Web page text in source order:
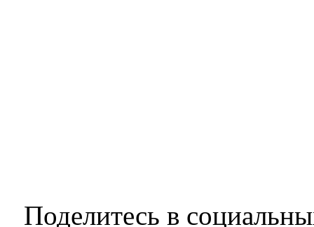
Поделитесь в